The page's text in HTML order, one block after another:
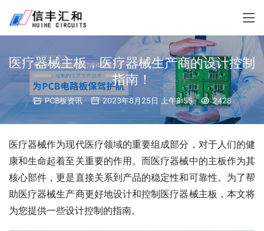
医疗器械主板，医疗器械生产商的设计控制
指南！
PCB板资讯 2023年8月25日 上午8:55 2428
医疗器械作为现代医疗领域的重要组成部分，对于人们的健
康和生命起着至关重要的作用。而医疗器械中的主板作为其
核心部件，更是直接关系到产品的稳定性和可靠性。为了帮
助医疗器械生产商更好地设计和控制医疗器械主板，本文将
为您提供一些设计控制的指南。